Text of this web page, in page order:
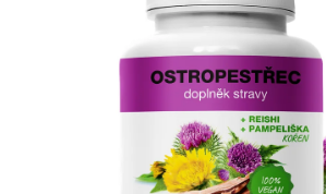
hvězdiček.